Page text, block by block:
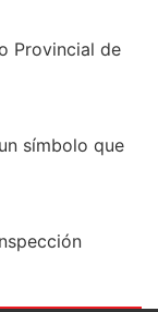
Provincial de
símbolo que